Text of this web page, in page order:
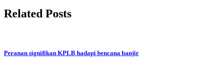
Related Posts
Peranan signifikan KPLB hadapi bencana banjir